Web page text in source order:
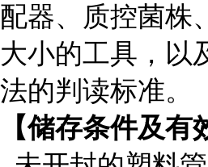
配器、质控菌株
大小的工具，以
法的判读标准。
【储存条件及有